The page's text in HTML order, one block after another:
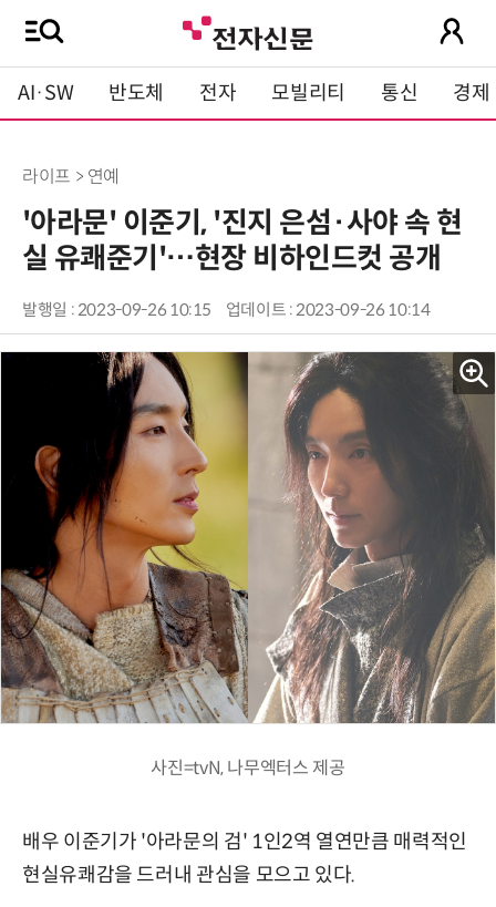
AI·SW 반도체 전자 모빌리티 통신 경제
라이프 > 연예
'아라문' 이준기, '진지 은섬·사야 속 현
실 유쾌준기'…현장 비하인드컷 공개
발행일 : 2023-09-26 10:15 업데이트 : 2023-09-26 10:14
사진=tvN, 나무엑터스 제공
배우 이준기가 '아라문의 검' 1인2역 열연만큼 매력적인
현실유쾌감을 드러내 관심을 모으고 있다.